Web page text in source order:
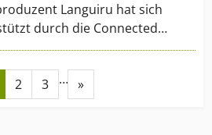
Languiru hat sich
durch die Connected…
2 3 … »